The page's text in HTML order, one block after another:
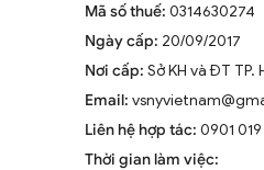
1.2.
Mã số thuế: 0314630274
Ngày cấp: 20/09/2017
Nơi cấp: Sở KH và ĐT TP.
Email:
Liên hệ hợp tác: 0901
Thời gian làm việc: